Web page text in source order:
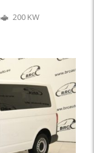
200 KW